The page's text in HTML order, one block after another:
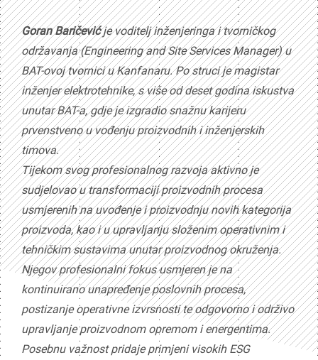
Goran Baričevićje voditelj inženjeringa i tvorničkog
održavanja (Engineering and Site Services Manager) u
BAT-ovoj tvornici u Kanfanaru. Po struci je magistar
inženjer elektrotehnike, s više od deset godina iskustva
unutar BAT-a, gdje je izgradio snažnu karijeru
prvenstveno u vođenju proizvodnih i inženjerskih
timova.
Tijekom svog profesionalnog razvoja aktivno je
sudjelovao u transformaciji proizvodnih procesa
usmjerenih na uvođenje i proizvodnju novih kategorija
proizvoda, kao i u upravljanju složenim operativnim i
tehničkim sustavima unutar proizvodnog okruženja.
Njegov profesionalni fokus usmjeren je na
kontinuirano unapređenje poslovnih procesa,
postizanje operativne izvrsnosti te odgovorno i održivo
upravljanje proizvodnom opremom i energentima.
Posebnu važnost pridaje primjeni visokih ESG